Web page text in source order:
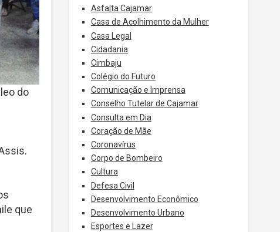
do
que
Asfalta Cajamar
Casa de Acolhimento da Mulher
Casa Legal
Cidadania
Cimbaju
Colégio do Futuro
Comunicação e Imprensa
Conselho Tutelar de Cajamar
Consulta em Dia
Coração de Mãe
Coronavírus
Corpo de Bombeiro
Cultura
Defesa Civil
Desenvolvimento Econômico
Desenvolvimento Urbano
Esportes e Lazer